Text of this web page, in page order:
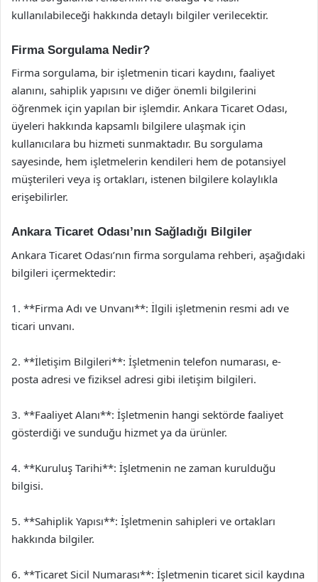
kullanılabileceği hakkında detaylı bilgiler verilecektir.
Firma Sorgulama Nedir?
Firma sorgulama, bir işletmenin ticari kaydını, faaliyet
alanını, sahiplik yapısını ve diğer önemli bilgilerini
öğrenmek için yapılan bir işlemdir. Ankara Ticaret Odası,
üyeleri hakkında kapsamlı bilgilere ulaşmak için
kullanıcılara bu hizmeti sunmaktadır. Bu sorgulama
sayesinde, hem işletmelerin kendileri hem de potansiyel
müşterileri veya iş ortakları, istenen bilgilere kolaylıkla
erişebilirler.
Ankara Ticaret Odası’nın Sağladığı Bilgiler
Ankara Ticaret Odası’nın firma sorgulama rehberi, aşağıdaki
bilgileri içermektedir:
1. **Firma Adı ve Unvanı**: İlgili işletmenin resmi adı ve
ticari unvanı.
2. **İletişim Bilgileri**: İşletmenin telefon numarası, e-
posta adresi ve fiziksel adresi gibi iletişim bilgileri.
3. **Faaliyet Alanı**: İşletmenin hangi sektörde faaliyet
gösterdiği ve sunduğu hizmet ya da ürünler.
4. **Kuruluş Tarihi**: İşletmenin ne zaman kurulduğu
bilgisi.
5. **Sahiplik Yapısı**: İşletmenin sahipleri ve ortakları
hakkında bilgiler.
6. **Ticaret Sicil Numarası**: İşletmenin ticaret sicil kaydına